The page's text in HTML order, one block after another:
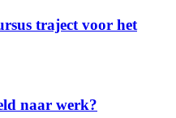
traject voor het
naar werk?